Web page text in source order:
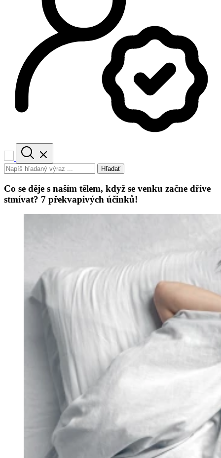
Hľadať
Co se děje s naším tělem, když se venku začne dříve
stmívat? 7 překvapivých účinků!